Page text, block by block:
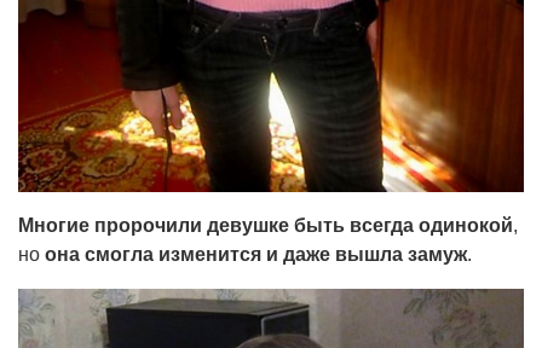
Многие пророчили девушке быть всегда одинокой,
но она смогла изменится и даже вышла замуж.